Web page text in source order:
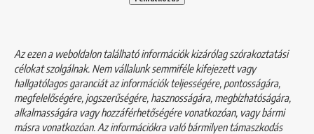
Az ezen a weboldalon található információk kizárólag szórakoztatási
célokat szolgálnak. Nem vállalunk semmiféle kifejezett vagy
hallgatólagos garanciát az információk teljességére, pontosságára,
megfelelőségére, jogszerűségére, hasznosságára, megbízhatóságára,
alkalmasságára vagy hozzáférhetőségére vonatkozóan, vagy bármi
másra vonatkozóan. Az információkra való bármilyen támaszkodás